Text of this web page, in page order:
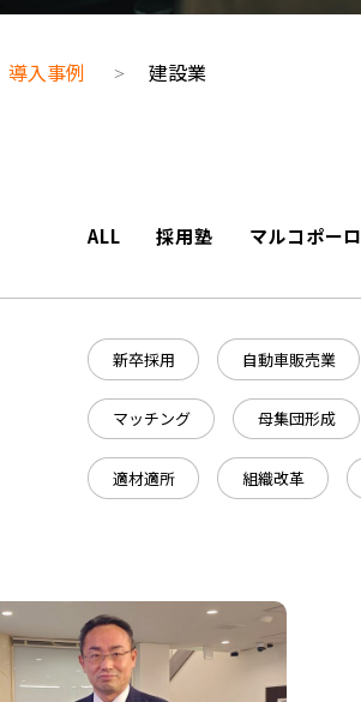
導入事例 > 建設業
ALL 採用塾 マルコポーロ
新卒採用 自動車販売業
マッチング 母集団形成
適材適所 組織改革